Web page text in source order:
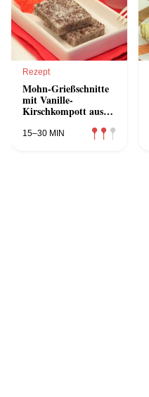
Rezept
Mohn-Grießschnitte
mit Vanille-
Kirschkompott aus
15–30 MIN